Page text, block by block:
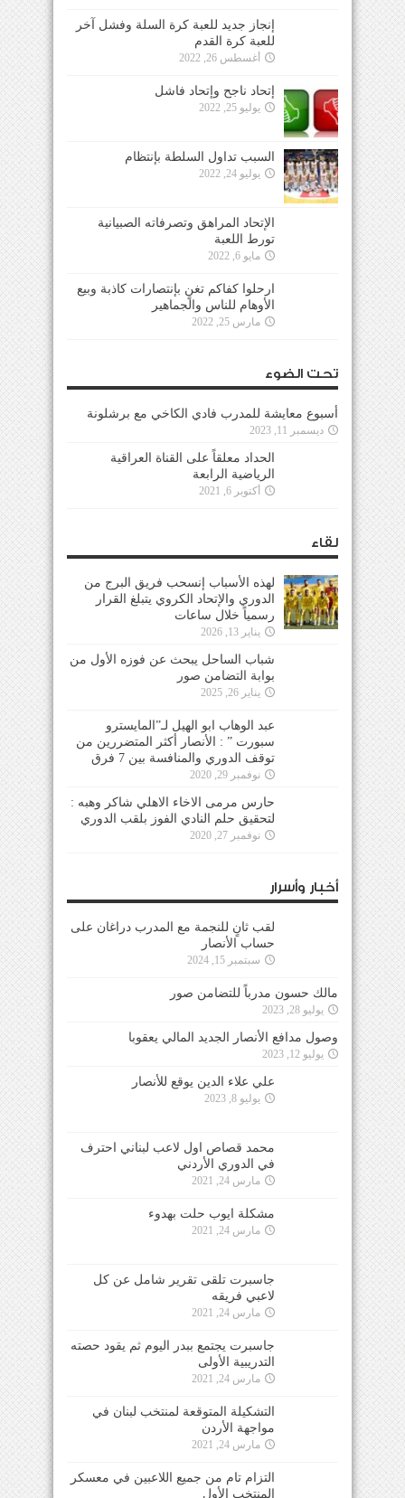
إنجاز جديد للعبة كرة السلة وفشل آخر
للعبة كرة القدم
أغسطس 26, 2022
إتحاد ناجح وإتحاد فاشل
يوليو 25, 2022
السبب تداول السلطة بإنتظام
يوليو 24, 2022
الإتحاد المراهق وتصرفاته الصبيانية
تورط اللعبة
مايو 6, 2022
ارحلوا كفاكم تغنٍ بإنتصارات كاذبة وبيع
الأوهام للناس والجماهير
مارس 25, 2022
تحت الضوء
أسبوع معايشة للمدرب فادي الكاخي مع برشلونة
ديسمبر 11, 2023
الحداد معلقاً على القناة العراقية
الرياضية الرابعة
أكتوبر 6, 2021
لقاء
لهذه الأسباب إنسحب فريق البرج من
الدوري والإتحاد الكروي يتبلغ القرار
رسمياً خلال ساعات
يناير 13, 2026
شباب الساحل يبحث عن فوزه الأول من
بوابة التضامن صور
يناير 26, 2025
عبد الوهاب ابو الهيل لـ”المايسترو
سبورت ” : الأنصار أكثر المتضررين من
توقف الدوري والمنافسة بين 7 فرق
نوفمبر 29, 2020
حارس مرمى الاخاء الاهلي شاكر وهبه :
لتحقيق حلم النادي الفوز بلقب الدوري
نوفمبر 27, 2020
أخبار وأسرار
لقب ثانٍ للنجمة مع المدرب دراغان على
حساب الأنصار
سبتمبر 15, 2024
مالك حسون مدرباً للتضامن صور
يوليو 28, 2023
وصول مدافع الأنصار الجديد المالي يعقوبا
يوليو 12, 2023
علي علاء الدين يوقع للأنصار
يوليو 8, 2023
محمد قصاص اول لاعب لبناني احترف
في الدوري الأردني
مارس 24, 2021
مشكلة ايوب حلت بهدوء
مارس 24, 2021
جاسبرت تلقى تقرير شامل عن كل
لاعبي فريقه
مارس 24, 2021
جاسبرت يجتمع ببدر اليوم ثم يقود حصته
التدريبية الأولى
مارس 24, 2021
التشكيلة المتوقعة لمنتخب لبنان في
مواجهة الأردن
مارس 24, 2021
التزام تام من جميع اللاعبين في معسكر
المنتخب الأول